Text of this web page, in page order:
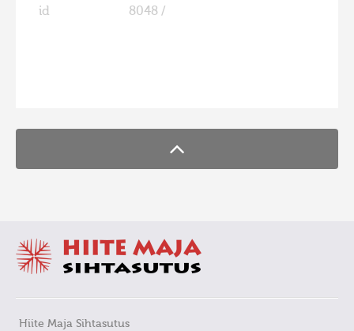
id 8048 /
Hiite Maja Sihtasutus